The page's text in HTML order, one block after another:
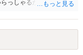
。
っしゃるかと思いま
を控除しています。 年
ので、 詳しい計算式は
りも多い金額が妥当と
分10万円しか出さない